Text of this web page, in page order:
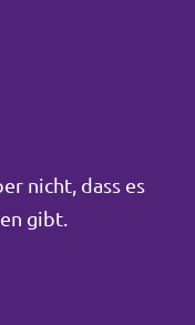
nicht, dass es
gibt.